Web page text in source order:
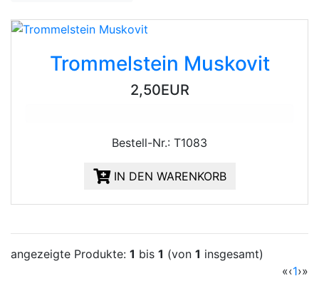
Trommelstein Muskovit
2,50EUR
Bestell-Nr.: T1083
IN DEN WARENKORB
angezeigte Produkte: 1 bis 1 (von 1 insgesamt)
«‹1›»